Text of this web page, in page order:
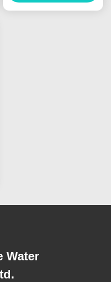
Bencana
Water